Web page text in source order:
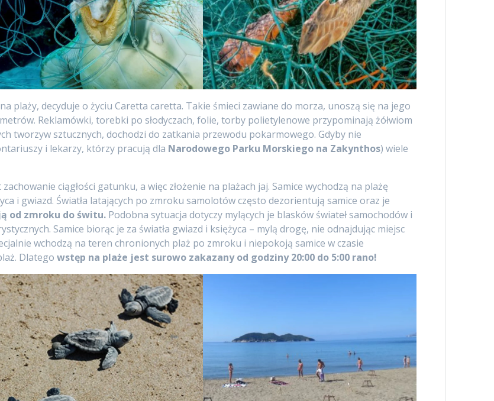
plaży, decyduje o życiu Caretta caretta. Takie śmieci zawiane do morza, unoszą się na jego
Reklamówki, torebki po słodyczach, folie, torby polietylenowe przypominają żółwiom
tworzyw sztucznych, dochodzi do zatkania przewodu pokarmowego. Gdyby nie
i lekarzy, którzy pracują dla Narodowego Parku Morskiego na Zakynthos) wiele
ciągłości gatunku, a więc złożenie na plażach jaj. Samice wychodzą na plażę
i gwiazd. Światła latających po zmroku samolotów często dezorientują samice oraz je
od zmroku do świtu. Podobna sytuacja dotyczy mylących je blasków świateł samochodów i
Samice biorąc je za światła gwiazd i księżyca – mylą drogę, nie odnajdując miejsc
wchodzą na teren chronionych plaż po zmroku i niepokoją samice w czasie
Dlategowstęp na plaże jest surowo zakazany od godziny 20:00 do 5:00 rano!